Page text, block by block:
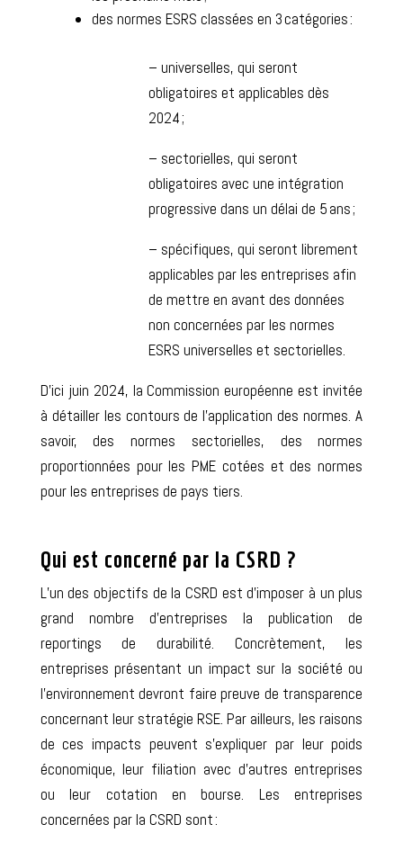
des normes ESRS classées en 3 catégories :
– universelles, qui seront
obligatoires et applicables dès
2024 ;
– sectorielles, qui seront
obligatoires avec une intégration
progressive dans un délai de 5 ans ;
– spécifiques, qui seront librement
applicables par les entreprises afin
de mettre en avant des données
non concernées par les normes
ESRS universelles et sectorielles.
D’ici juin 2024, la Commission européenne est invitée
à détailler les contours de l’application des normes. A
savoir, des normes sectorielles, des normes
proportionnées pour les PME cotées et des normes
pour les entreprises de pays tiers.
Qui est concerné par la CSRD ?
L’un des objectifs de la CSRD est d’imposer à un plus
grand nombre d’entreprises la publication de
reportings de durabilité. Concrètement, les
entreprises présentant un impact sur la société ou
l’environnement devront faire preuve de transparence
concernant leur stratégie RSE. Par ailleurs, les raisons
de ces impacts peuvent s’expliquer par leur poids
économique, leur filiation avec d’autres entreprises
ou leur cotation en bourse. Les entreprises
concernées par la CSRD sont :